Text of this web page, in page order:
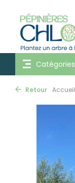
Catégories
Retour Accueil